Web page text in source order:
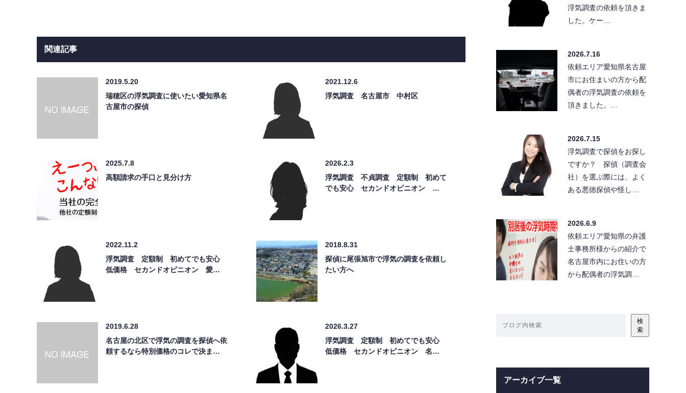
関連記事
2019.5.20
瑞穂区の浮気調査に使いたい愛知県名
古屋市の探偵
2021.12.6
浮気調査 名古屋市 中村区
2025.7.8
高額請求の手口と見分け方
2026.2.3
浮気調査 不貞調査 定額制 初めて
でも安心 セカンドオピニオン …
2022.11.2
浮気調査 定額制 初めてでも安心
低価格 セカンドオピニオン 愛…
2018.8.31
探偵に尾張旭市で浮気の調査を依頼し
たい方へ
2019.6.28
名古屋の北区で浮気の調査を探偵へ依
頼するなら特別価格のコレで決ま…
2026.3.27
浮気調査 定額制 初めてでも安心
低価格 セカンドオピニオン 名…
浮気調査の依頼を頂きま
した。ケー…
2026.7.16
依頼エリア愛知県名古屋
市にお住まいの方から配
偶者の浮気調査の依頼を
頂きました。…
2026.7.15
浮気調査で探偵をお探し
ですか？ 探偵（調査会
社）を選ぶ際には、よく
ある悪徳探偵や怪し…
2026.6.9
依頼エリア愛知県の弁護
士事務所様からの紹介で
名古屋市内にお住いの方
から配偶者の浮気調…
検
索
アーカイブ一覧